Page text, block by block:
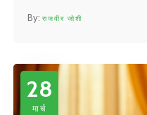
लाइफस्टाइल में क्या बदलना है।
राजवीर जोशी
28
मार्च